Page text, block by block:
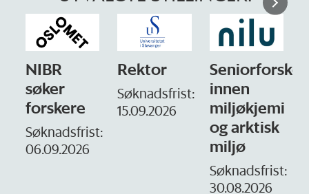
NIBR
søker
forskere
Søknadsfrist:
06.09.2026
Rektor
Søknadsfrist:
15.09.2026
Seniorforsker
innen
miljøkjemi
og arktisk
miljø
Søknadsfrist:
30.08.2026